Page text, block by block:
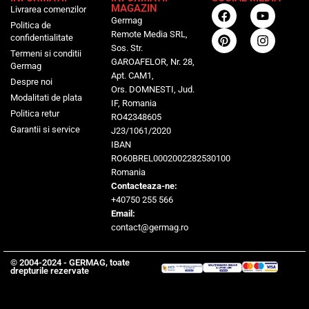
Livrarea comenzilor
Politica de
confidentialitate
Termeni si conditii
Germag
Despre noi
Modalitati de plata
Politica retur
Garantii si service
MAGAZIN
Germag
Remote Media SRL,
Sos. Str.
GAROAFELOR, Nr. 28,
Apt. CAM1,
Ors. DOMNESTI, Jud.
IF, Romania
RO42348605
J23/1061/2020
IBAN
RO60BREL0002002282530100
Romania
Contacteaza-ne:
+40750 255 566
Email:
contact@germag.ro
© 2004-2024 - GERMAG, toate
drepturile rezervate